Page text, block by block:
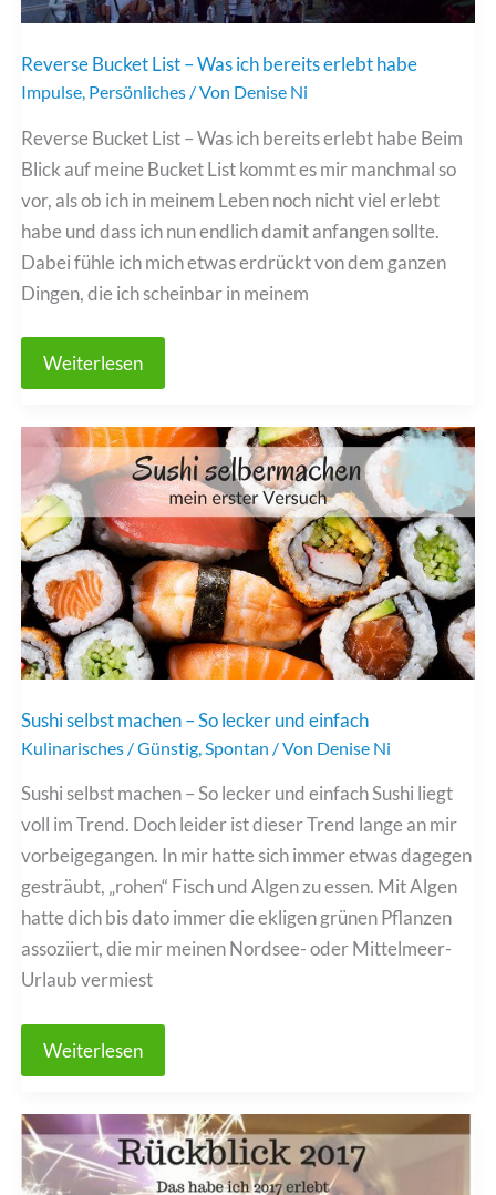
Reverse Bucket List – Was ich bereits erlebt habe
Impulse, Persönliches / Von Denise Ni
Reverse Bucket List – Was ich bereits erlebt habe Beim
Blick auf meine Bucket List kommt es mir manchmal so
vor, als ob ich in meinem Leben noch nicht viel erlebt
habe und dass ich nun endlich damit anfangen sollte.
Dabei fühle ich mich etwas erdrückt von dem ganzen
Dingen, die ich scheinbar in meinem
Reverse
Was
ich
bereits
erlebt
habe
Weiterlesen
Sushi selbst machen – So lecker und einfach
Kulinarisches /Günstig,Spontan / Von Denise Ni
Sushi selbst machen – So lecker und einfach Sushi liegt
voll im Trend. Doch leider ist dieser Trend lange an mir
vorbeigegangen. In mir hatte sich immer etwas dagegen
gesträubt, „rohen“ Fisch und Algen zu essen. Mit Algen
hatte dich bis dato immer die ekligen grünen Pflanzen
assoziiert, die mir meinen Nordsee- oder Mittelmeer-
Urlaub vermiest
Sushi
So
lecker
und
einfach
Weiterlesen